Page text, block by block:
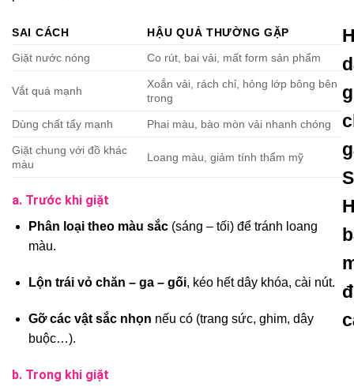
SAI CÁCH
HẬU QUẢ THƯỜNG GẶP
Giặt nước nóng
Co rút, bai vải, mất form sản phẩm
Vắt quá mạnh
Xoắn vải, rách chỉ, hỏng lớp bông bên
trong
Dùng chất tẩy mạnh Phai màu, bào mòn vải nhanh chóng
Giặt chung với đồ khác
màu
Loang màu, giảm tính thẩm mỹ
a. Trước khi giặt
Phân loại theo màu sắc(sáng – tối) để tránh loang
màu.
Lộn trái vỏ chăn – ga – gối, kéo hết dây khóa, cài nút.
Gỡ các vật sắc nhọn nếu có (trang sức, ghim, dây
buộc…).
b. Trong khi giặt